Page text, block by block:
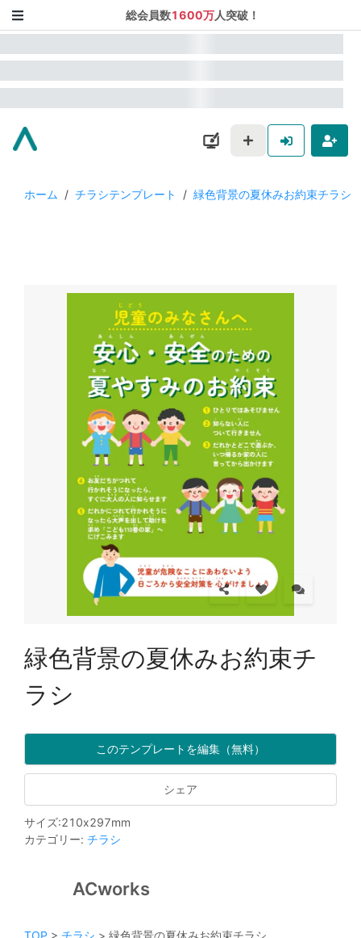
総会員数1600万人突破！
ホーム / チラシテンプレート / 緑色背景の夏休みお約束チラシ
緑色背景の夏休みお約束チ
ラシ
このテンプレートを編集（無料）
シェア
サイズ:210x297mm
カテゴリー: チラシ
ACworks
TOP > チラシ > 緑色背景の夏休みお約束チラシ